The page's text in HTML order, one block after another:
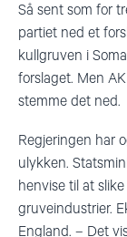
Så sent som for
partiet ned et
kullgruven i
forslaget. Men
stemme det ned.
Regjeringen har
ulykken.
henvise til at
gruveindustrier.
England. – Det